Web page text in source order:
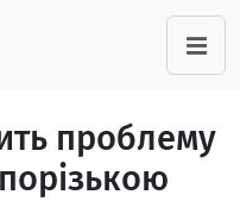
проблему